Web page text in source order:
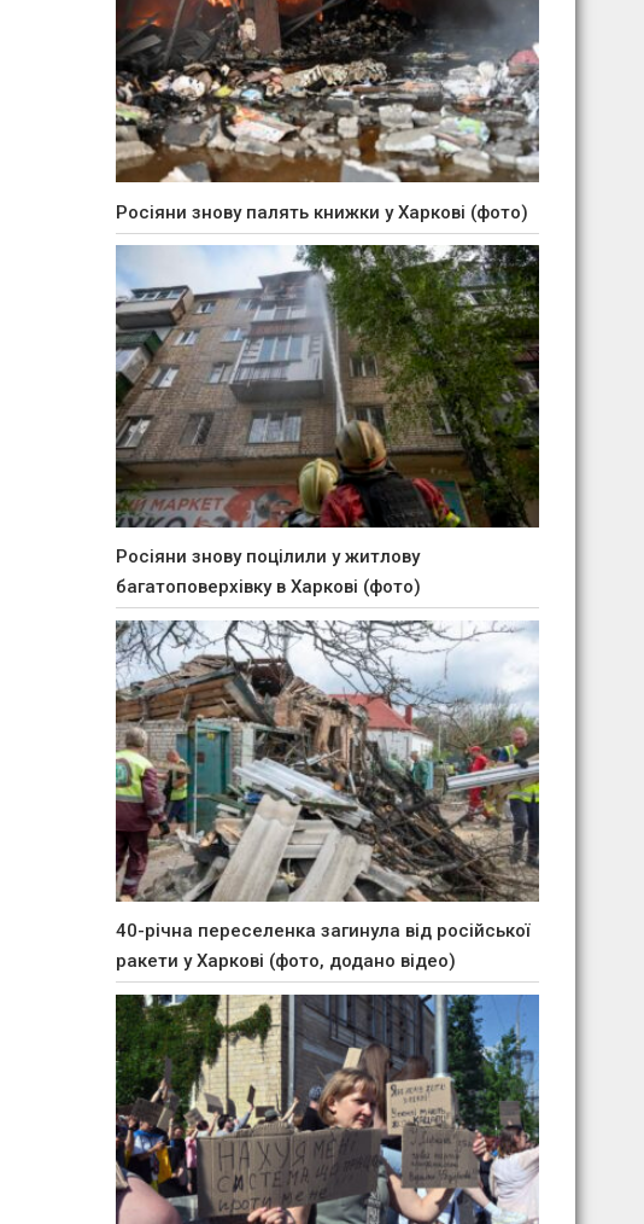
Росіяни знову палять книжки у Харкові (фото)
Росіяни знову поцілили у житлову
багатоповерхівку в Харкові (фото)
40-річна переселенка загинула від російської
ракети у Харкові (фото, додано відео)